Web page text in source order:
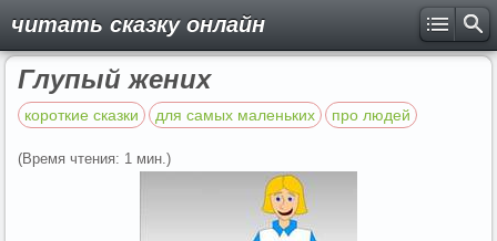
читать сказку онлайн
Глупый жених
короткие сказки для самых маленьких про людей
(Время чтения: 1 мин.)